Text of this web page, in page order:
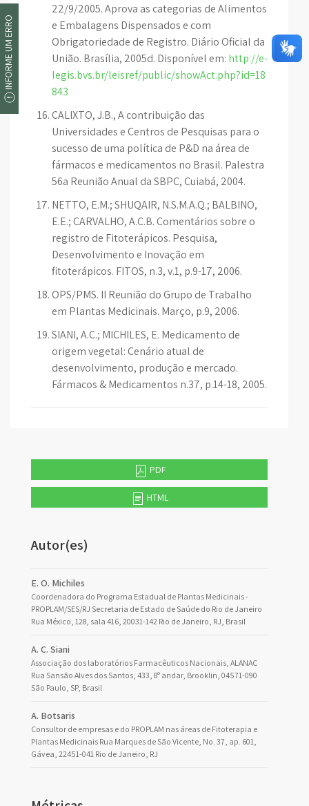
22/9/2005. Aprova as categorias de Alimentos
e Embalagens Dispensados e com
Obrigatoriedade de Registro. Diário Oficial da
União. Brasília, 2005d. Disponível em: http://e-
legis.bvs.br/leisref/public/showAct.php?id=18
843
CALIXTO, J.B., A contribuição das
Universidades e Centros de Pesquisas para o
sucesso de uma política de P&D na área de
fármacos e medicamentos no Brasil. Palestra
56a Reunião Anual da SBPC, Cuiabá, 2004.
NETTO, E.M.; SHUQAIR, N.S.M.A.Q.; BALBINO,
E.E.; CARVALHO, A.C.B. Comentários sobre o
registro de Fitoterápicos. Pesquisa,
Desenvolvimento e Inovação em
fitoterápicos. FITOS, n.3, v.1, p.9-17, 2006.
OPS/PMS. II Reunião do Grupo de Trabalho
em Plantas Medicinais. Março, p.9, 2006.
SIANI, A.C.; MICHILES, E. Medicamento de
origem vegetal: Cenário atual de
desenvolvimento, produção e mercado.
Fármacos & Medicamentos n.37, p.14-18, 2005.
PDF
HTML
Autor(es)
E. O. Michiles
Coordenadora do Programa Estadual de Plantas Medicinais -
PROPLAM/SES/RJ Secretaria de Estado de Saúde do Rio de Janeiro
Rua México, 128, sala 416, 20031-142 Rio de Janeiro, RJ, Brasil
A. C. Siani
Associação dos laboratórios Farmacêuticos Nacionais, ALANAC
Rua Sansão Alves dos Santos, 433, 8º andar, Brooklin, 04571-090
São Paulo, SP, Brasil
A. Botsaris
Consultor de empresas e do PROPLAM nas áreas de Fitoterapia e
Plantas Medicinais Rua Marques de São Vicente, No. 37, ap. 601,
Gávea, 22451-041 Rio de Janeiro, RJ
INFORME UM ERRO